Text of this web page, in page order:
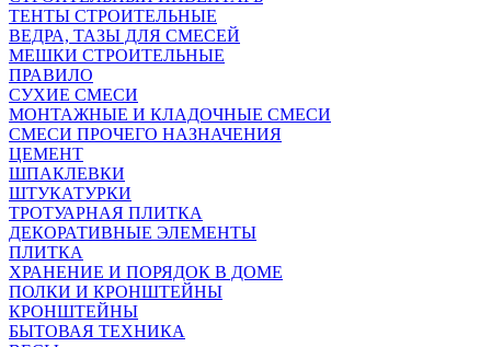
ТЕНТЫ СТРОИТЕЛЬНЫЕ
ВЕДРА, ТАЗЫ ДЛЯ СМЕСЕЙ
МЕШКИ СТРОИТЕЛЬНЫЕ
ПРАВИЛО
СУХИЕ СМЕСИ
МОНТАЖНЫЕ И КЛАДОЧНЫЕ СМЕСИ
СМЕСИ ПРОЧЕГО НАЗНАЧЕНИЯ
ЦЕМЕНТ
ШПАКЛЕВКИ
ШТУКАТУРКИ
ТРОТУАРНАЯ ПЛИТКА
ДЕКОРАТИВНЫЕ ЭЛЕМЕНТЫ
ПЛИТКА
ХРАНЕНИЕ И ПОРЯДОК В ДОМЕ
ПОЛКИ И КРОНШТЕЙНЫ
КРОНШТЕЙНЫ
БЫТОВАЯ ТЕХНИКА